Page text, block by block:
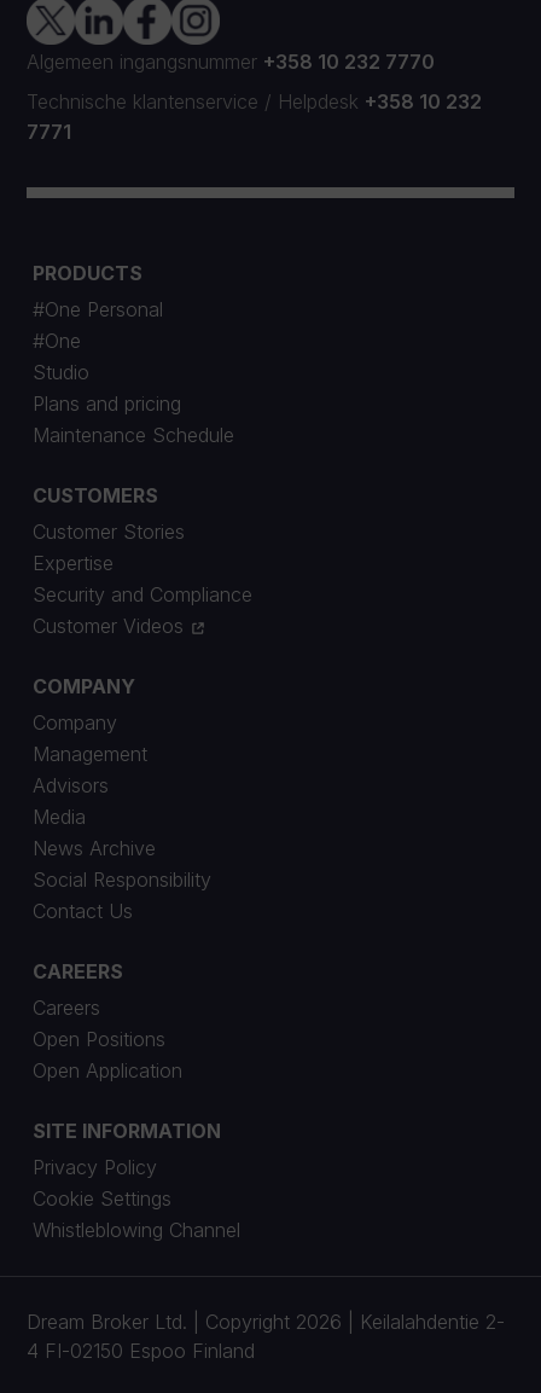
Algemeen ingangsnummer +358 10 232 7770
Technische klantenservice / Helpdesk +358 10 232
7771
PRODUCTS
#One Personal
#One
Studio
Plans and pricing
Maintenance Schedule
CUSTOMERS
Customer Stories
Expertise
Security and Compliance
Customer Videos
COMPANY
Company
Management
Advisors
Media
News Archive
Social Responsibility
Contact Us
CAREERS
Careers
Open Positions
Open Application
SITE INFORMATION
Privacy Policy
Cookie Settings
Whistleblowing Channel
Dream Broker Ltd. | Copyright 2026 | Keilalahdentie 2-
4 FI-02150 Espoo Finland